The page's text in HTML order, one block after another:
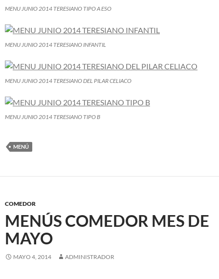
MENU JUNIO 2014 TERESIANO TIPO A ESO
MENU JUNIO 2014 TERESIANO INFANTIL
MENU JUNIO 2014 TERESIANO DEL PILAR CELIACO
MENU JUNIO 2014 TERESIANO TIPO B
MENÚ
COMEDOR
MENÚS COMEDOR MES DE
MAYO
MAYO 4, 2014 ADMINISTRADOR